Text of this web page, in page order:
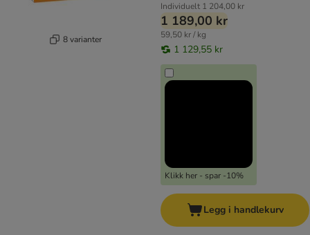
8 varianter
Individuelt 1 204,00 kr
1 189,00 kr
59,50 kr / kg
1 129,55 kr
Klikk her - spar -10%
Legg i handlekurv